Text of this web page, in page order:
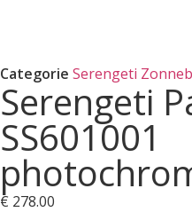
Categorie Serengeti
Serengeti
SS601001
€ 278.00